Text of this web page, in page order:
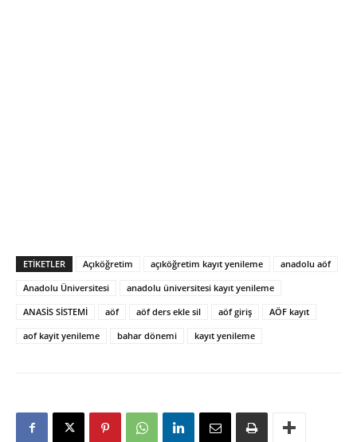
ETIKETLER Açıköğretim açıköğretim kayıt yenileme
anadolu aöf
Anadolu Üniversitesi
anadolu üniversitesi kayıt yenileme
ANASİS SİSTEMİ
aöf aöf ders ekle sil aöf giriş
AÖF kayıt
aof kayit yenileme
bahar dönemi kayıt yenileme